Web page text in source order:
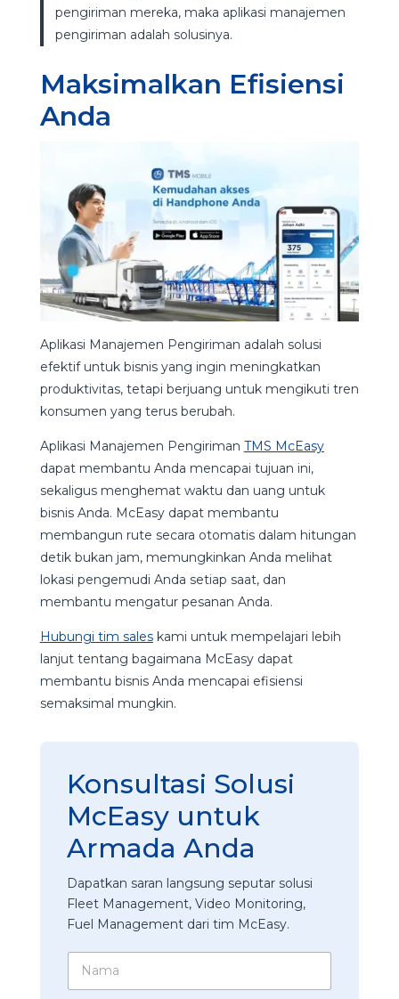
pengiriman mereka, maka aplikasi manajemen
pengiriman adalah solusinya.
Maksimalkan Efisiensi
Anda
Aplikasi Manajemen Pengiriman adalah solusi
efektif untuk bisnis yang ingin meningkatkan
produktivitas, tetapi berjuang untuk mengikuti tren
konsumen yang terus berubah.
Aplikasi Manajemen Pengiriman TMS McEasy
dapat membantu Anda mencapai tujuan ini,
sekaligus menghemat waktu dan uang untuk
bisnis Anda. McEasy dapat membantu
membangun rute secara otomatis dalam hitungan
detik bukan jam, memungkinkan Anda melihat
lokasi pengemudi Anda setiap saat, dan
membantu mengatur pesanan Anda.
Hubungi tim saleskami untuk mempelajari lebih
lanjut tentang bagaimana McEasy dapat
membantu bisnis Anda mencapai efisiensi
semaksimal mungkin.
Konsultasi Solusi
McEasy untuk
Armada Anda
Dapatkan saran langsung seputar solusi
Fleet Management, Video Monitoring,
Fuel Management dari tim McEasy.
N
m